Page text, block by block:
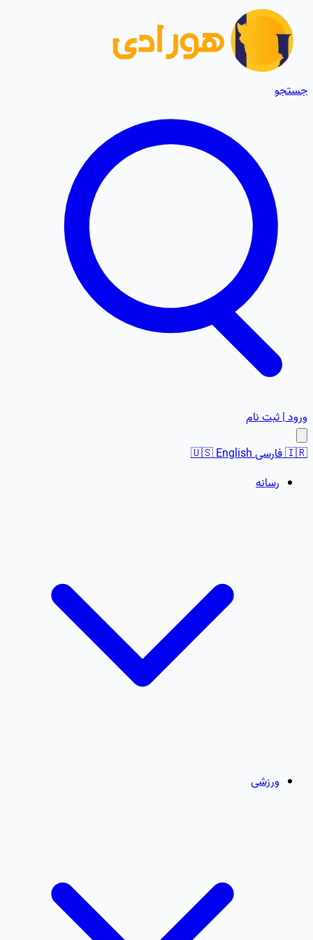
جستجو
ورود | ثبت نام
🇮🇷فارسی 🇺🇸English
رسانه
ورزشی